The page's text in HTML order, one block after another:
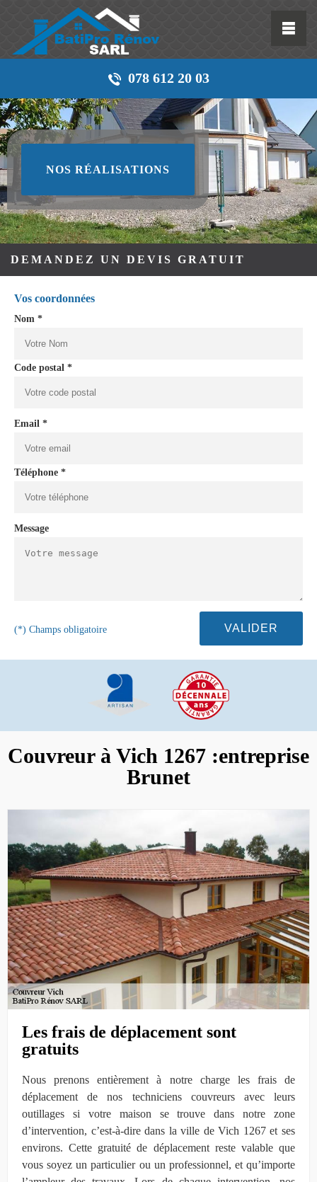
078 612 20 03
NOS RÉALISATIONS
DEMANDEZ UN DEVIS GRATUIT
Vos coordonnées
Nom *
Code postal *
Email *
Téléphone *
Message
(*) Champs obligatoire
Couvreur à Vich 1267 :entreprise
Brunet
Les frais de déplacement sont
gratuits
Nous prenons entièrement à notre charge les frais de
déplacement de nos techniciens couvreurs avec leurs
outillages si votre maison se trouve dans notre zone
d’intervention, c’est-à-dire dans la ville de Vich 1267 et ses
environs. Cette gratuité de déplacement reste valable que
vous soyez un particulier ou un professionnel, et qu’importe